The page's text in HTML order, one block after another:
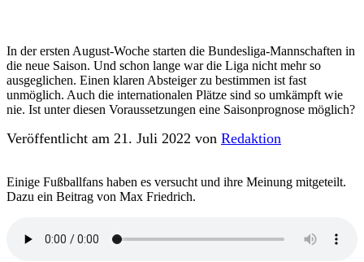
In der ersten August-Woche starten die Bundesliga-Mannschaften in
die neue Saison. Und schon lange war die Liga nicht mehr so
ausgeglichen. Einen klaren Absteiger zu bestimmen ist fast
unmöglich. Auch die internationalen Plätze sind so umkämpft wie
nie. Ist unter diesen Voraussetzungen eine Saisonprognose möglich?
Veröffentlicht am 21. Juli 2022 von Redaktion
Einige Fußballfans haben es versucht und ihre Meinung mitgeteilt.
Dazu ein Beitrag von Max Friedrich.